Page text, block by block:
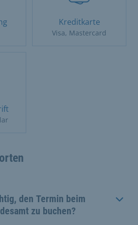
Kreditkarte
Visa, Mastercard
den Termin beim
zu buchen?